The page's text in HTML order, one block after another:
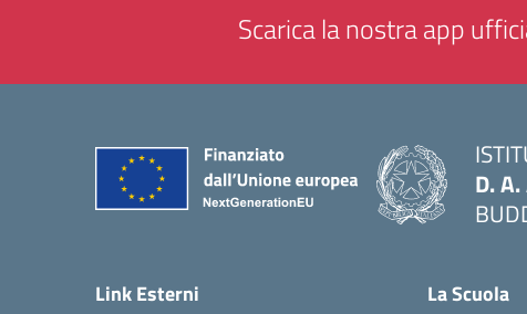
Scarica la nostra app
D.
Link Esterni La Scuola